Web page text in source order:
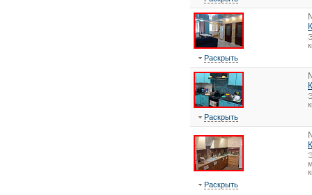
Раскрыть
Раскрыть
Раскрыть